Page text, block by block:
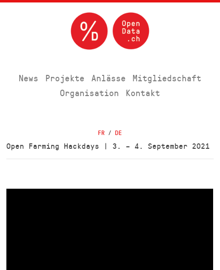
News Projekte Anlässe
Mitgliedschaft
Organisation
Kontakt
FR / DE
Open Farming Hackdays | 3. – 4. September 2021